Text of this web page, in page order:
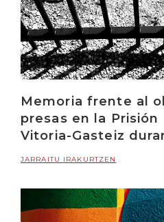
Memoria frente al
presas en la Prisión
Vitoria-Gasteiz
JARRAITU IRAKURTZEN